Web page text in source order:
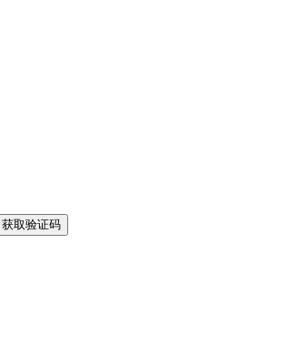
获取验证码